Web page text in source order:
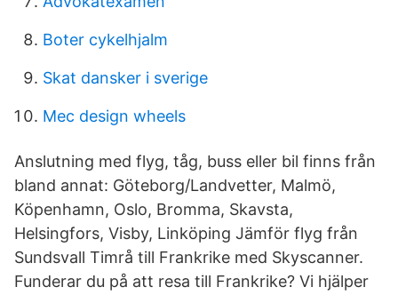
Boter cykelhjalm
Skat dansker i sverige
Mec design wheels
Anslutning med flyg, tåg, buss eller bil finns från
bland annat: Göteborg/Landvetter, Malmö,
Köpenhamn, Oslo, Bromma, Skavsta,
Helsingfors, Visby, Linköping Jämför flyg från
Sundsvall Timrå till Frankrike med Skyscanner.
Funderar du på att resa till Frankrike? Vi hjälper